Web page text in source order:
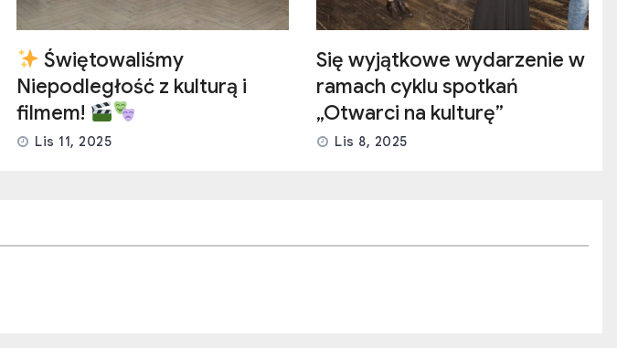
Świętowaliśmy
Niepodległość z kulturą i
filmem!
Lis 11, 2025
Się wyjątkowe wydarzenie w
ramach cyklu spotkań
„Otwarci na kulturę”
Lis 8, 2025